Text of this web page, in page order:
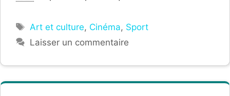
Étiquettes
Art et culture, Cinéma, Sport
Laisser un commentaire